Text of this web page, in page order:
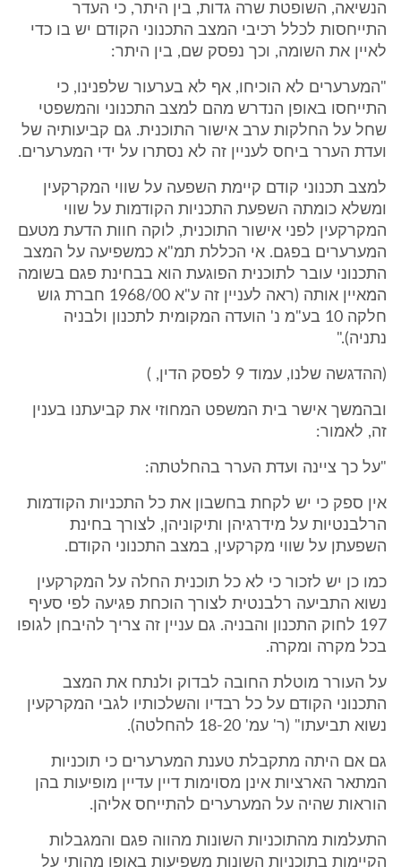
הנשיאה, השופטת שרה גדות, בין היתר, כי העדר
התייחסות לכלל רכיבי המצב התכנוני הקודם יש בו כדי
לאיין את השומה, וכך נפסק שם, בין היתר:
"המערערים לא הוכיחו, אף לא בערעור שלפנינו, כי
התייחסו באופן הנדרש מהם למצב התכנוני והמשפטי
שחל על החלקות ערב אישור התוכנית. גם קביעותיה של
ועדת הערר ביחס לעניין זה לא נסתרו על ידי המערערים.
למצב תכנוני קודם קיימת השפעה על שווי המקרקעין
ומשלא כומתה השפעת התכניות הקודמות על שווי
המקרקעין לפני אישור התוכנית, לוקה חוות הדעת מטעם
המערערים בפגם. אי הכללת תמ"א כמשפיעה על המצב
התכנוני עובר לתוכנית הפוגעת הוא בבחינת פגם בשומה
המאיין אותה (ראה לעניין זה ע"א 1968/00 חברת גוש
חלקה 10 בע"מ נ' הועדה המקומית לתכנון ולבניה
נתניה)."
(ההדגשה שלנו, עמוד 9 לפסק הדין, )
ובהמשך אישר בית המשפט המחוזי את קביעתנו בענין
זה, לאמור:
"על כך ציינה ועדת הערר בהחלטתה:
אין ספק כי יש לקחת בחשבון את כל התכניות הקודמות
הרלבנטיות על מידרגיהן ותיקוניהן, לצורך בחינת
השפעתן על שווי מקרקעין, במצב התכנוני הקודם.
כמו כן יש לזכור כי לא כל תוכנית החלה על המקרקעין
נשוא התביעה רלבנטית לצורך הוכחת פגיעה לפי סעיף
197 לחוק התכנון והבניה. גם עניין זה צריך להיבחן לגופו
בכל מקרה ומקרה.
על העורר מוטלת החובה לבדוק ולנתח את המצב
התכנוני הקודם על כל רבדיו והשלכותיו לגבי המקרקעין
נשוא תביעתו" (ר' עמ' 18-20 להחלטה).
גם אם היתה מתקבלת טענת המערערים כי תוכניות
המתאר הארציות אינן מסוימות דיין עדיין מופיעות בהן
הוראות שהיה על המערערים להתייחס אליהן.
התעלמות מהתוכניות השונות מהווה פגם והמגבלות
הקיימות בתוכניות השונות משפיעות באופן מהותי על